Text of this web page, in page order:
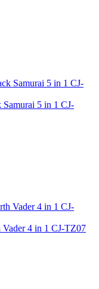
5 in 1 CJ-
4 in 1 CJ-TZ07